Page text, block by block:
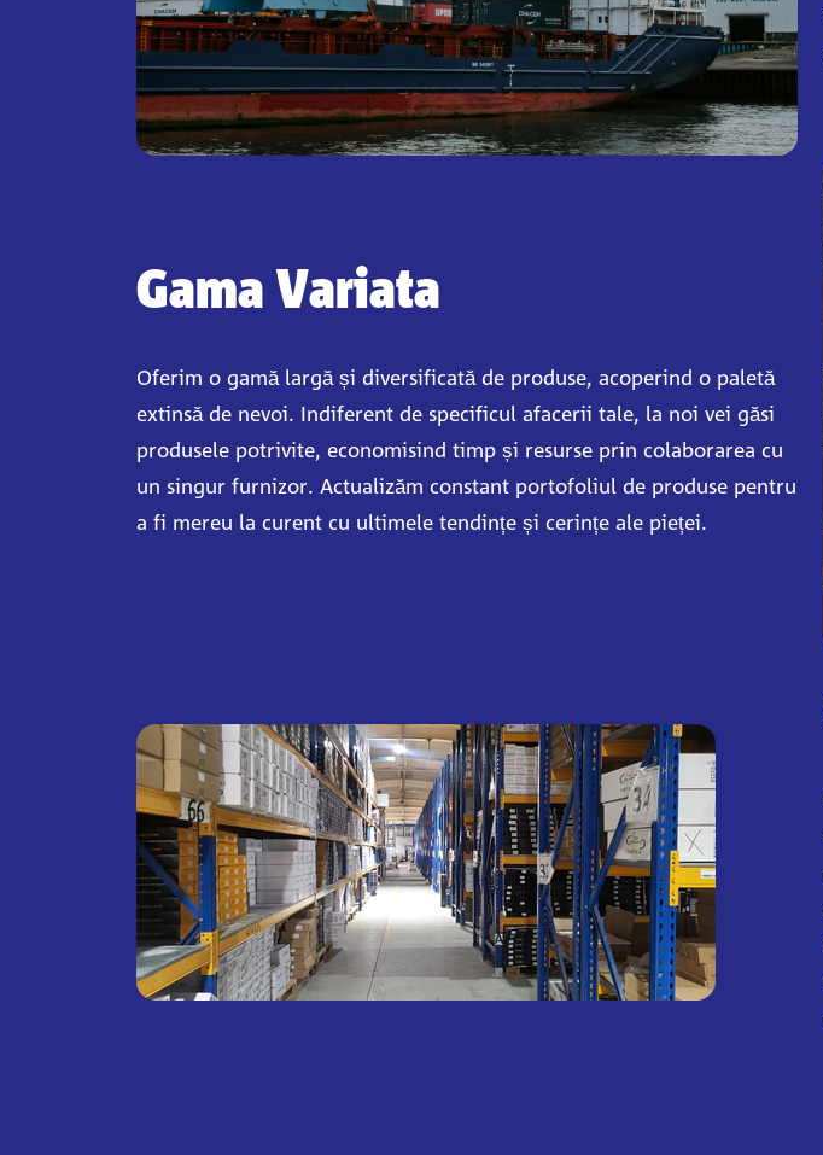
Gama Variata
Oferim o gamă largă și diversificată de produse, acoperind o paletă
extinsă de nevoi. Indiferent de specificul afacerii tale, la noi vei găsi
produsele potrivite, economisind timp și resurse prin colaborarea cu
un singur furnizor. Actualizăm constant portofoliul de produse pentru
a fi mereu la curent cu ultimele tendințe și cerințe ale pieței.